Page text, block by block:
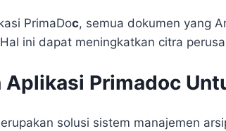
PrimaDoc, semua dokumen yang
ini dapat meningkatkan citra
Aplikasi Primadoc
solusi sistem manajemen